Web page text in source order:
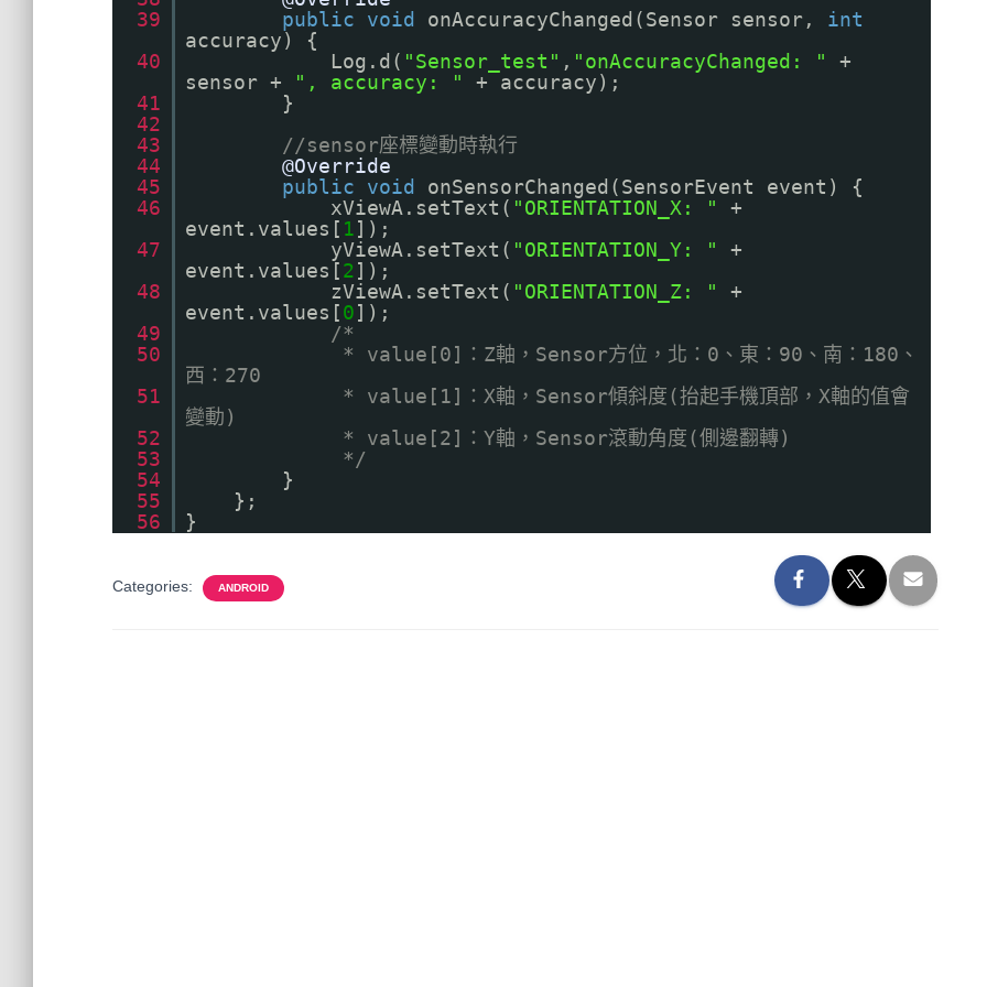
39
public void onAccuracyChanged(Sensor sensor, int
accuracy) {
40
Log.d( "Sensor_test" , "onAccuracyChanged: "
+
sensor +
", accuracy: "
+ accuracy);
41
}
42
43
//sensor座標變動時執行
44
@Override
45
public void
onSensorChanged(SensorEvent event) {
46
xViewA.setText( "ORIENTATION_X: "
+
event.values[ 1]);
47
yViewA.setText( "ORIENTATION_Y: "
+
event.values[2]);
48
zViewA.setText( "ORIENTATION_Z: "
+
event.values[0]);
49
/*
50
* value[0]：Z軸，Sensor方位，北：0、東：90、南：180、
西：270
51
* value[1]：X軸，Sensor傾斜度(抬起手機頂部，X軸的值會
變動)
52
* value[2]：Y軸，Sensor滾動角度(側邊翻轉)
53
*/
54
}
55
};
56
}
Categories: ANDROID